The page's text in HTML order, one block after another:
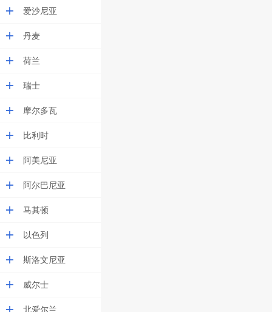
爱沙尼亚
丹麦
荷兰
瑞士
摩尔多瓦
比利时
阿美尼亚
阿尔巴尼亚
马其顿
以色列
斯洛文尼亚
威尔士
北爱尔兰